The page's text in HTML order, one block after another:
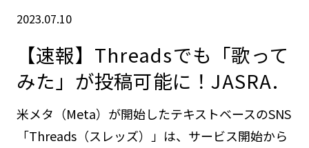
2023.07.10
【速報】Threadsでも「歌って
みた」が投稿可能に！JASRA.
米メタ（Meta）が開始したテキストベースのSNS
「Threads（スレッズ）」は、サービス開始から